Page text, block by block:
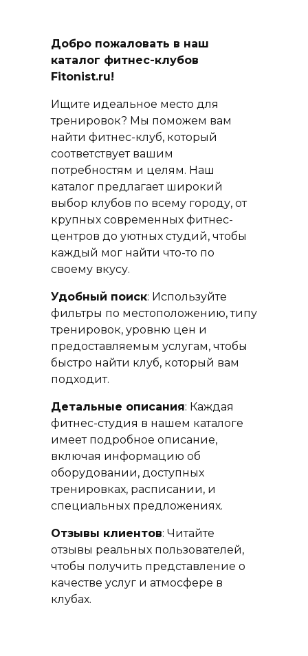
Добро пожаловать в наш
каталог фитнес-клубов
Fitonist.ru!
Ищите идеальное место для
тренировок? Мы поможем вам
найти фитнес-клуб, который
соответствует вашим
потребностям и целям. Наш
каталог предлагает широкий
выбор клубов по всему городу, от
крупных современных фитнес-
центров до уютных студий, чтобы
каждый мог найти что-то по
своему вкусу.
Удобный поиск: Используйте
фильтры по местоположению, типу
тренировок, уровню цен и
предоставляемым услугам, чтобы
быстро найти клуб, который вам
подходит.
Детальные описания: Каждая
фитнес-студия в нашем каталоге
имеет подробное описание,
включая информацию об
оборудовании, доступных
тренировках, расписании, и
специальных предложениях.
Отзывы клиентов: Читайте
отзывы реальных пользователей,
чтобы получить представление о
качестве услуг и атмосфере в
клубах.